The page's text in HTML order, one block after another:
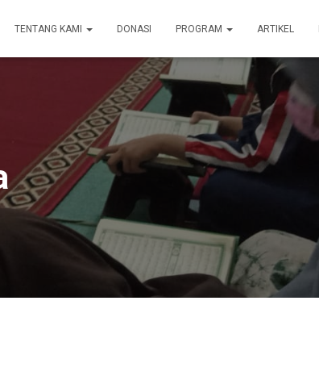
TENTANG KAMI DONASI PROGRAM ARTIKEL